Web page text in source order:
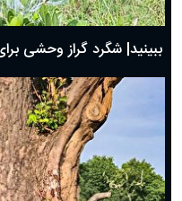
ببینید| شگرد گراز وحشی